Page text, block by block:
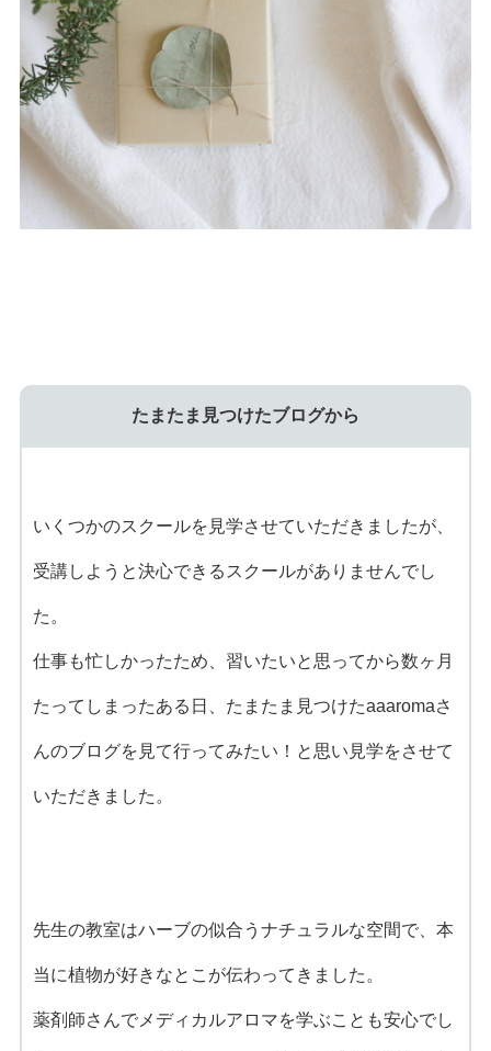
たまたま見つけたブログから
いくつかのスクールを見学させていただきましたが、
受講しようと決心できるスクールがありませんでし
た。
仕事も忙しかったため、習いたいと思ってから数ヶ月
たってしまったある日、たまたま見つけたaaaromaさ
んのブログを見て行ってみたい！と思い見学をさせて
いただきました。
先生の教室はハーブの似合うナチュラルな空間で、本
当に植物が好きなとこが伝わってきました。
薬剤師さんでメディカルアロマを学ぶことも安心でし